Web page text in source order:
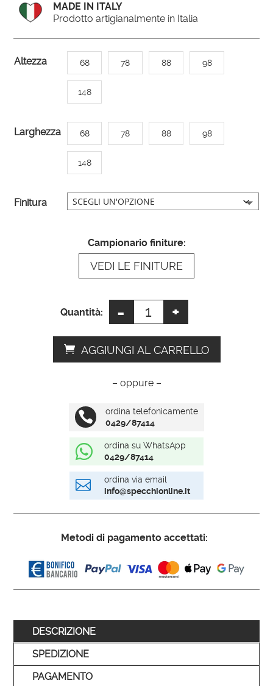
MADE IN ITALY
Prodotto artigianalmente in Italia
Altezza 68 78 88 98
148
Larghezza 68 78 88 98
148
Finitura
Campionario finiture:
VEDI LE FINITURE
Quantità: -
Specchio
rettangolare
cornice
quantità
+
AGGIUNGI AL CARRELLO
A
r
v
– oppure –

ordina telefonicamente
0429/87414

ordina su WhatsApp
0429/87414

ordina via email
info@specchionline.it
Metodi di pagamento accettati:
DESCRIZIONE
SPEDIZIONE
PAGAMENTO